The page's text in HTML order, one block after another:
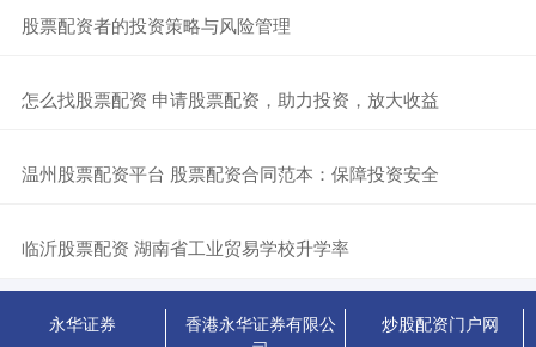
​股票配资者的投资策略与风险管理
​怎么找股票配资 申请股票配资，助力投资，放大收益
​温州股票配资平台 股票配资合同范本：保障投资安全
​临沂股票配资 湖南省工业贸易学校升学率
永华证券
香港永华证券有限公
炒股配资门户网